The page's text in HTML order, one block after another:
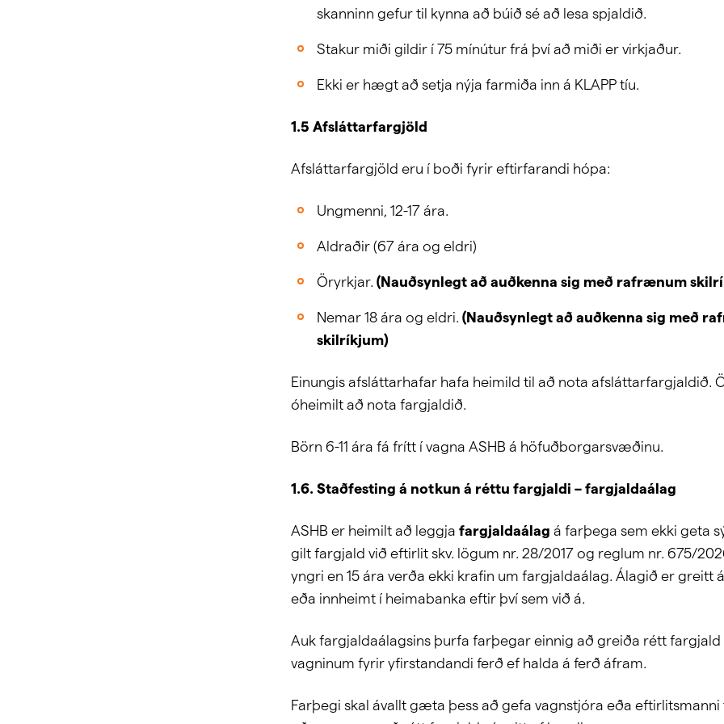
skanninn gefur til kynna að búið sé að lesa spjaldið.
Stakur miði gildir í 75 mínútur frá því að miði er virkjaður.
Ekki er hægt að setja nýja farmiða inn á KLAPP tíu.
1.5 Afsláttarfargjöld
Afsláttarfargjöld eru í boði fyrir eftirfarandi hópa:
Ungmenni, 12-17 ára.
Aldraðir (67 ára og eldri)
Öryrkjar. (Nauðsynlegt að auðkenna sig með rafrænum
Nemar 18 ára og eldri. (Nauðsynlegt að auðkenna sig með
skilríkjum)
Einungis afsláttarhafar hafa heimild til að nota afsláttarfargjaldið.
óheimilt að nota fargjaldið.
Börn 6-11 ára fá frítt í vagna ASHB á höfuðborgarsvæðinu.
1.6. Staðfesting á notkun á réttu fargjaldi – fargjaldaálag
ASHB er heimilt að leggja fargjaldaálag á farþega sem ekki geta
gilt fargjald við eftirlit skv. lögum nr. 28/2017 og reglum nr. 675/
yngri en 15 ára verða ekki krafin um fargjaldaálag. Álagið er greitt
eða innheimt í heimabanka eftir því sem við á.
Auk fargjaldaálagsins þurfa farþegar einnig að greiða rétt
vagninum fyrir yfirstandandi ferð ef halda á ferð áfram.
Farþegi skal ávallt gæta þess að gefa vagnstjóra eða